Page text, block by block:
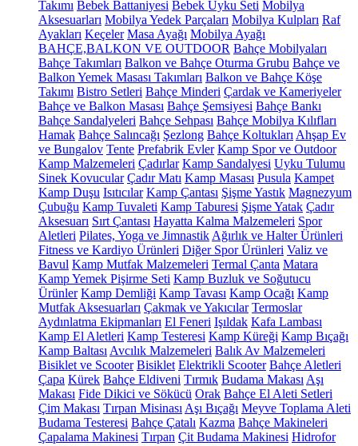
Takımı Bebek Battaniyesi Bebek Uyku Seti Mobilya
Aksesuarları Mobilya Yedek Parçaları Mobilya Kulpları Raf
Ayakları Keçeler Masa Ayağı Mobilya Ayağı
BAHÇE,BALKON VE OUTDOOR Bahçe Mobilyaları
Bahçe Takımları Balkon ve Bahçe Oturma Grubu Bahçe ve
Balkon Yemek Masası Takımları Balkon ve Bahçe Köşe
Takımı Bistro Setleri Bahçe Minderi Çardak ve Kameriyeler
Bahçe ve Balkon Masası Bahçe Şemsiyesi Bahçe Bankı
Bahçe Sandalyeleri Bahçe Sehpası Bahçe Mobilya Kılıfları
Hamak Bahçe Salıncağı Şezlong Bahçe Koltukları Ahşap Ev
ve Bungalov Tente Prefabrik Evler Kamp Spor ve Outdoor
Kamp Malzemeleri Çadırlar Kamp Sandalyesi Uyku Tulumu
Sinek Kovucular Çadır Matı Kamp Masası Pusula Kampet
Kamp Duşu Isıtıcılar Kamp Çantası Şişme Yastık Magnezyum
Çubuğu Kamp Tuvaleti Kamp Taburesi Şişme Yatak Çadır
Aksesuarı Sırt Çantası Hayatta Kalma Malzemeleri Spor
Aletleri Pilates, Yoga ve Jimnastik Ağırlık ve Halter Ürünleri
Fitness ve Kardiyo Ürünleri Diğer Spor Ürünleri Valiz ve
Bavul Kamp Mutfak Malzemeleri Termal Çanta Matara
Kamp Yemek Pişirme Seti Kamp Buzluk ve Soğutucu
Ürünler Kamp Demliği Kamp Tavası Kamp Ocağı Kamp
Mutfak Aksesuarları Çakmak ve Yakıcılar Termoslar
Aydınlatma Ekipmanları El Feneri Işıldak Kafa Lambası
Kamp El Aletleri Kamp Testeresi Kamp Küreği Kamp Bıçağı
Kamp Baltası Avcılık Malzemeleri Balık Av Malzemeleri
Bisiklet ve Scooter Bisiklet Elektrikli Scooter Bahçe Aletleri
Çapa Kürek Bahçe Eldiveni Tırmık Budama Makası Aşı
Makası Fide Dikici ve Sökücü Orak Bahçe El Aleti Setleri
Çim Makası Tırpan Misinası Aşı Bıçağı Meyve Toplama Aleti
Budama Testeresi Bahçe Çatalı Kazma Bahçe Makineleri
Çapalama Makinesi Tırpan Çit Budama Makinesi Hidrofor